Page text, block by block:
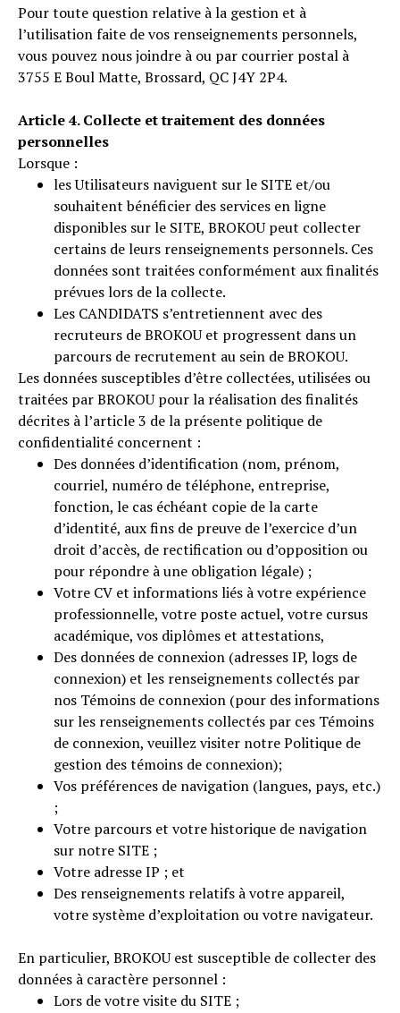
Pour toute question relative à la gestion et à
l’utilisation faite de vos renseignements personnels,
vous pouvez nous joindre à ou par courrier postal à
3755 E Boul Matte, Brossard, QC J4Y 2P4.
Article 4. Collecte et traitement des données
personnelles
Lorsque :
les Utilisateurs naviguent sur le SITE et/ou
souhaitent bénéficier des services en ligne
disponibles sur le SITE, BROKOU peut collecter
certains de leurs renseignements personnels. Ces
données sont traitées conformément aux finalités
prévues lors de la collecte.
Les CANDIDATS s’entretiennent avec des
recruteurs de BROKOU et progressent dans un
parcours de recrutement au sein de BROKOU.
Les données susceptibles d’être collectées, utilisées ou
traitées par BROKOU pour la réalisation des finalités
décrites à l’article 3 de la présente politique de
confidentialité concernent :
Des données d’identification (nom, prénom,
courriel, numéro de téléphone, entreprise,
fonction, le cas échéant copie de la carte
d’identité, aux fins de preuve de l’exercice d’un
droit d’accès, de rectification ou d’opposition ou
pour répondre à une obligation légale) ;
Votre CV et informations liés à votre expérience
professionnelle, votre poste actuel, votre cursus
académique, vos diplômes et attestations,
Des données de connexion (adresses IP, logs de
connexion) et les renseignements collectés par
nos Témoins de connexion (pour des informations
sur les renseignements collectés par ces Témoins
de connexion, veuillez visiter notre Politique de
gestion des témoins de connexion);
Vos préférences de navigation (langues, pays, etc.)
;
Votre parcours et votre historique de navigation
sur notre SITE ;
Votre adresse IP ; et
Des renseignements relatifs à votre appareil,
votre système d’exploitation ou votre navigateur.
En particulier, BROKOU est susceptible de collecter des
données à caractère personnel :
Lors de votre visite du SITE ;